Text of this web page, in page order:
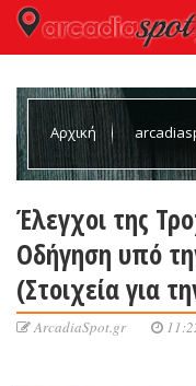
Αρχική
Πελοπόννησο)
Έλεγχοι της
Οδήγηση υπό
(Στοιχεία για
ArcadiaSpot.gr